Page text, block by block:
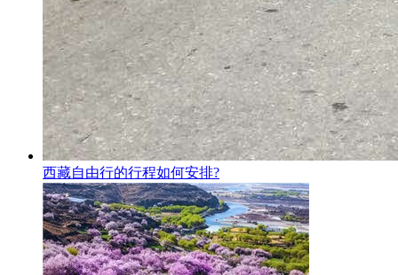
西藏自由行的行程如何安排?